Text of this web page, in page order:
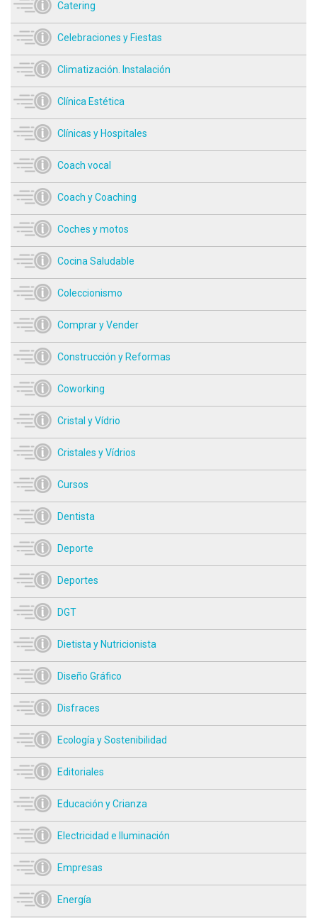
Catering
Celebraciones y Fiestas
Climatización. Instalación
Clínica Estética
Clínicas y Hospitales
Coach vocal
Coach y Coaching
Coches y motos
Cocina Saludable
Coleccionismo
Comprar y Vender
Construcción y Reformas
Coworking
Cristal y Vídrio
Cristales y Vídrios
Cursos
Dentista
Deporte
Deportes
DGT
Dietista y Nutricionista
Diseño Gráfico
Disfraces
Ecología y Sostenibilidad
Editoriales
Educación y Crianza
Electricidad e Iluminación
Empresas
Energía